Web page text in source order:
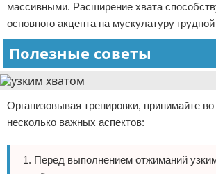
массивными. Расширение хвата
основного акцента на мускулатуру
Полезные советы
Организовывая тренировки, принимайте
несколько важных аспектов:
Перед выполнением отжиманий